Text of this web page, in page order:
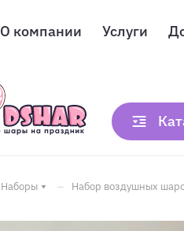
О компании Услуги
Наборы – Набор воздушных